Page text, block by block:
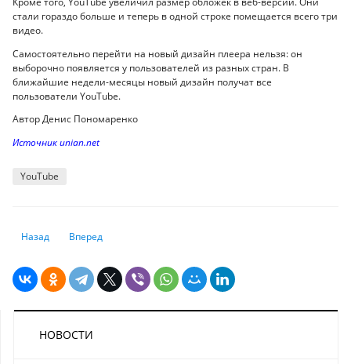
стали гораздо больше и теперь в одной строке помещается всего три
видео.
Самостоятельно перейти на новый дизайн плеера нельзя: он
выборочно появляется у пользователей из разных стран. В
ближайшие недели-месяцы новый дизайн получат все
пользователи YouTube.
Автор Денис Пономаренко
Источник unian.net
YouTube
Предыдущий: В Европе утвердили единый "экодизайн" для всех
Назад Следующий: Казахстан вошел в топ-35 стран мира по
Вперед
НОВОСТИ